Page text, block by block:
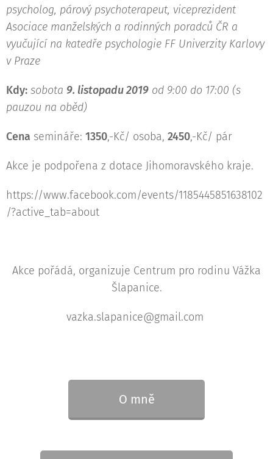
psycholog, párový psychoterapeut, viceprezident
Asociace manželských a rodinných poradců ČR a
vyučující na katedře psychologie FF Univerzity Karlovy
v Praze
Kdy: sobota 9. listopadu2019 od 9:00 do 17:00 (s
pauzou na oběd)
Cena semináře: 1350,-Kč/ osoba, 2450,-Kč/ pár
Akce je podpořena z dotace Jihomoravského kraje.
https://www.facebook.com/events/1185445851638102
/?active_tab=about
Akce pořádá, organizuje Centrum pro rodinu Vážka
Šlapanice.
vazka.slapanice@gmail.com
O mně